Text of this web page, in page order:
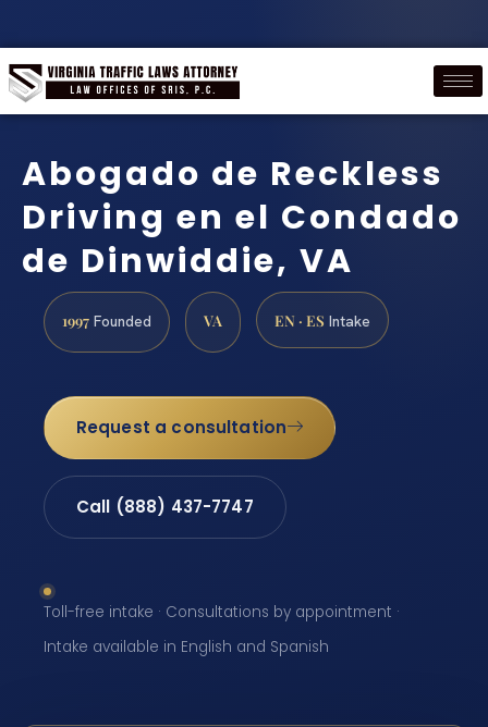
Abogado de Reckless
Driving en el Condado
de Dinwiddie, VA
1997 Founded VA EN · ES Intake
Request a consultation
Call (888) 437-7747
Toll-free intake · Consultations by appointment ·
Intake available in English and Spanish